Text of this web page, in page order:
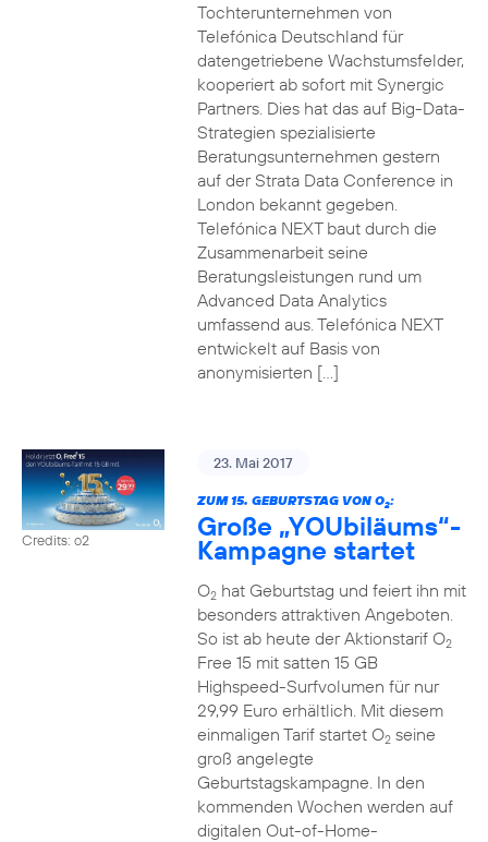
Tochterunternehmen von
Telefónica Deutschland für
datengetriebene Wachstumsfelder,
kooperiert ab sofort mit Synergic
Partners. Dies hat das auf Big-Data-
Strategien spezialisierte
Beratungsunternehmen gestern
auf der Strata Data Conference in
London bekannt gegeben.
Telefónica NEXT baut durch die
Zusammenarbeit seine
Beratungsleistungen rund um
Advanced Data Analytics
umfassend aus. Telefónica NEXT
entwickelt auf Basis von
anonymisierten […]
Credits: o2
23. Mai 2017
ZUM 15. GEBURTSTAG VON O2:
Große „YOUbiläums“-
Kampagne startet
O2hat Geburtstag und feiert ihn mit
besonders attraktiven Angeboten.
So ist ab heute der Aktionstarif O2
Free 15 mit satten 15 GB
Highspeed-Surfvolumen für nur
29,99 Euro erhältlich. Mit diesem
einmaligen Tarif startet O2seine
groß angelegte
Geburtstagskampagne. In den
kommenden Wochen werden auf
digitalen Out-of-Home-